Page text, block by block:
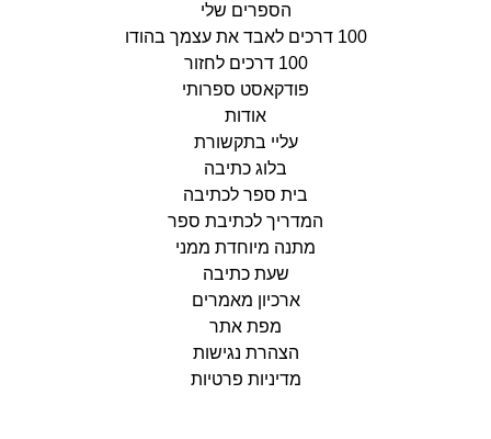
הספרים שלי
100 דרכים לאבד את עצמך בהודו
100 דרכים לחזור
פודקאסט ספרותי
אודות
עליי בתקשורת
בלוג כתיבה
בית ספר לכתיבה
המדריך לכתיבת ספר
מתנה מיוחדת ממני
שעת כתיבה
ארכיון מאמרים
מפת אתר
הצהרת נגישות
מדיניות פרטיות